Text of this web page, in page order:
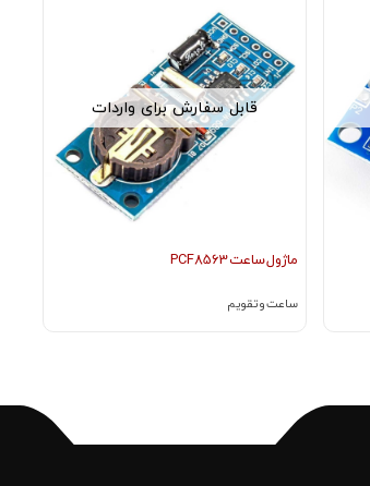
قابل سفارش برای واردات
ماژول ساعت PCF8563
ساعت و تقویم